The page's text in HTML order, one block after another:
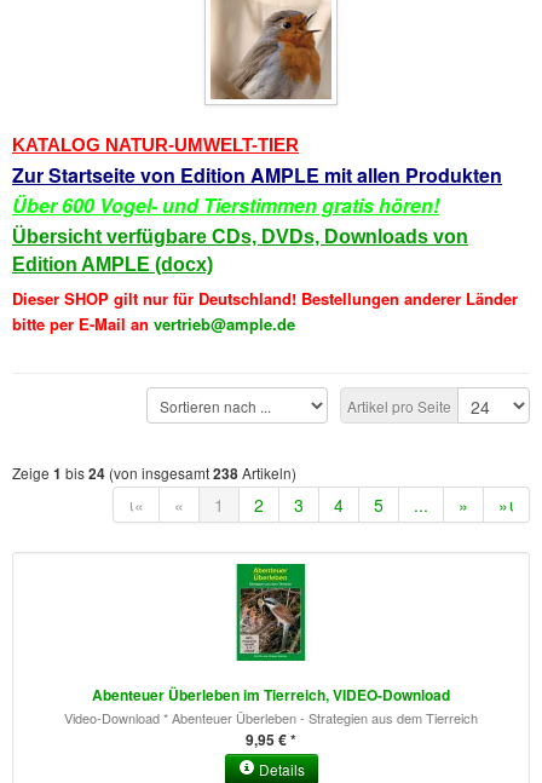
Buckelwiesen und Karwendelgebirge
Serie ENTSPANNUNG NATUR(22)
CDs
SOFORT HERUNTERLADEN
CD-ROM-MP3/DVD-ROM-MP3(12)
DVD-Videos(8)
Engl./Franz. Produkte(33)
Soundarchiv
KATALOG NATUR-UMWELT-TIER
Zur Startseite von Edition AMPLE mit allen Produkten
Über 600 Vogel- und Tierstimmen gratis hören!
Übersicht verfügbare CDs, DVDs, Downloads von
Edition AMPLE (docx)
Dieser SHOP gilt nur für Deutschland! Bestellungen anderer Länder
bitte per E-Mail an vertrieb@ample.de
Artikel pro Seite
Zeige 1 bis24 (von insgesamt238Artikeln)
ι« « 1 2 3 4 5 ... » »ι
Abenteuer Überleben im Tierreich, VIDEO-Download
Video-Download * Abenteuer Überleben - Strategien aus dem Tierreich
9,95 € *
Details